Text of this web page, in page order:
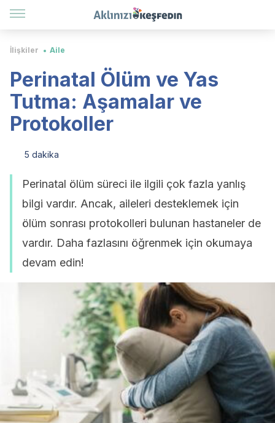
İlişkiler Aile
Perinatal Ölüm ve Yas
Tutma: Aşamalar ve
Protokoller
5 dakika
Perinatal ölüm süreci ile ilgili çok fazla yanlış
bilgi vardır. Ancak, aileleri desteklemek için
ölüm sonrası protokolleri bulunan hastaneler de
vardır. Daha fazlasını öğrenmek için okumaya
devam edin!